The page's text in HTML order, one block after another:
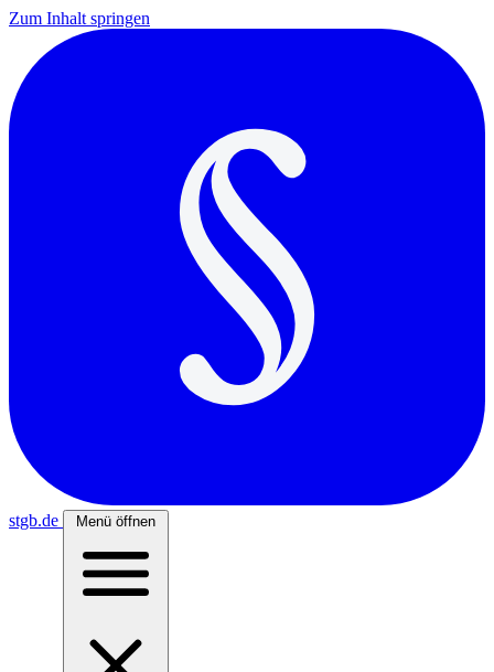
Zum Inhalt springen
stgb.de Menü öffnen